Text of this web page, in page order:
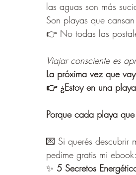
las aguas son más
Son playas que
👉 No todas las
Viajar consciente es
La próxima vez que
👉 ¿Estoy en una
Porque cada playa
💌 Si querés descubrir
pedime gratis mi ebook:
✨ 5 Secretos